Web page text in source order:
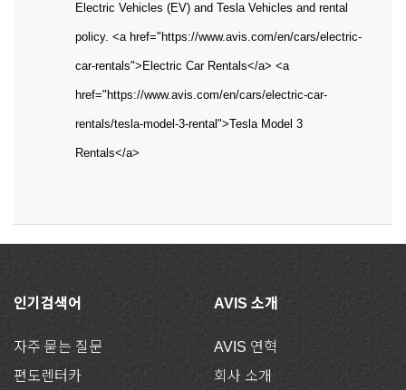
Electric Vehicles (EV) and Tesla Vehicles and rental
policy. <a href="https://www.avis.com/en/cars/electric-
car-rentals">Electric Car Rentals</a> <a
href="https://www.avis.com/en/cars/electric-car-
rentals/tesla-model-3-rental">Tesla Model 3
Rentals</a>
인기검색어
자주 묻는 질문
편도렌터카
AVIS 소개
AVIS 연혁
회사 소개